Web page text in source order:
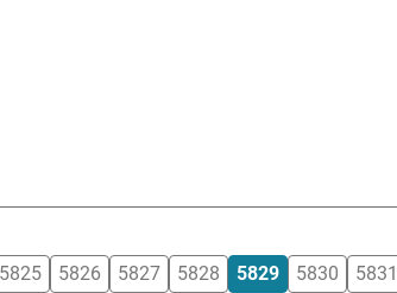
5826 5827 5828 5829 5830 5831